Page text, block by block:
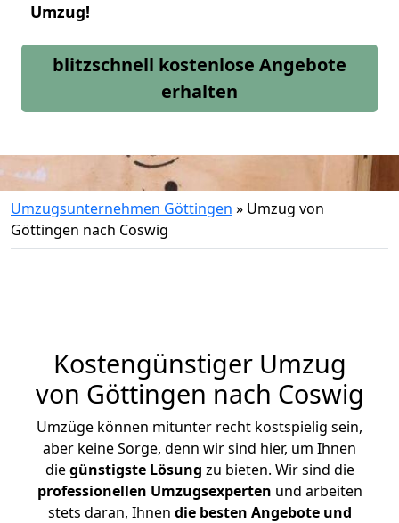
Umzug!
blitzschnell kostenlose Angebote
erhalten
Umzugsunternehmen Göttingen » Umzug von
Göttingen nach Coswig
Kostengünstiger Umzug
von Göttingen nach Coswig
Umzüge können mitunter recht kostspielig sein,
aber keine Sorge, denn wir sind hier, um Ihnen
diegünstigste Lösung zu bieten. Wir sind die
professionellen Umzugsexperten und arbeiten
stets daran, Ihnen die besten Angebote und